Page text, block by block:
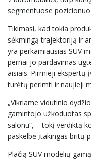
segmentuose
Tikimasi, kad tokia
sėkmingą trajektoriją ir
yra perkamiausias SUV
pernai jo pardavimas
aisiais. Pirmieji ekspertų
turėtų perimti ir naujieji
„Vikriame vidutinio
gamintojo užkoduotas
salonu“, – tokį verdiktą
paskelbė įtakingas britų
Plačią SUV modelių